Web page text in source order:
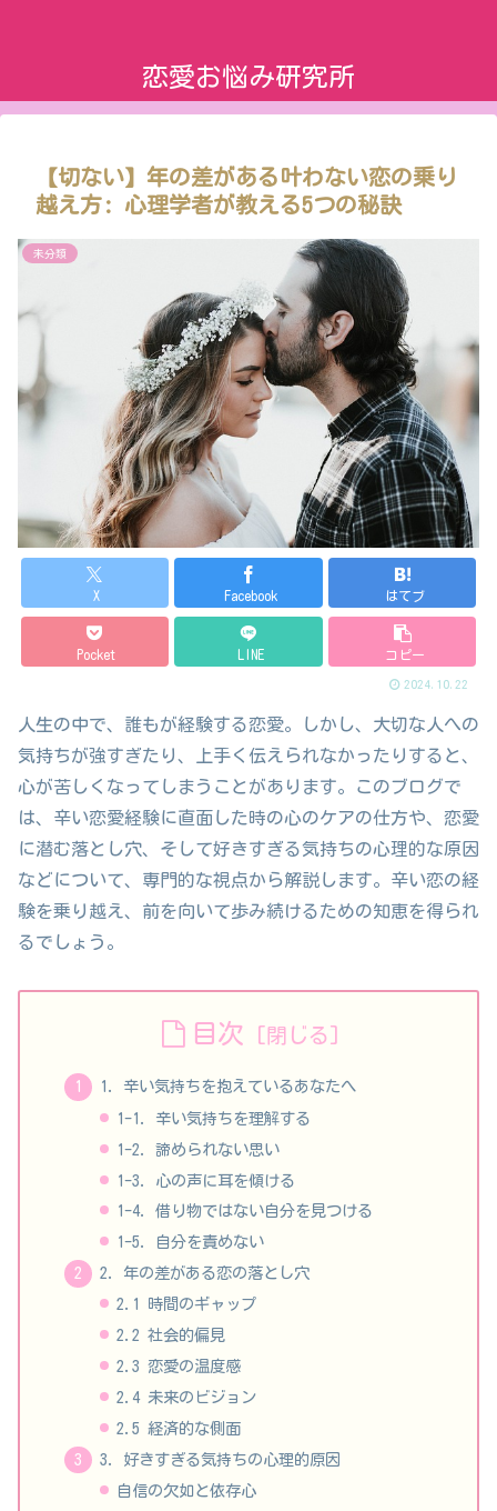
恋愛お悩み研究所
【切ない】年の差がある叶わない恋の乗り
越え方: 心理学者が教える5つの秘訣
未分類
X Facebook はてブ
Pocket LINE コピー
2024.10.22
人生の中で、誰もが経験する恋愛。しかし、大切な人への
気持ちが強すぎたり、上手く伝えられなかったりすると、
心が苦しくなってしまうことがあります。このブログで
は、辛い恋愛経験に直面した時の心のケアの仕方や、恋愛
に潜む落とし穴、そして好きすぎる気持ちの心理的な原因
などについて、専門的な視点から解説します。辛い恋の経
験を乗り越え、前を向いて歩み続けるための知恵を得られ
るでしょう。
目次
1. 辛い気持ちを抱えているあなたへ
1-1. 辛い気持ちを理解する
1-2. 諦められない思い
1-3. 心の声に耳を傾ける
1-4. 借り物ではない自分を見つける
1-5. 自分を責めない
2. 年の差がある恋の落とし穴
2.1 時間のギャップ
2.2 社会的偏見
2.3 恋愛の温度感
2.4 未来のビジョン
2.5 経済的な側面
3. 好きすぎる気持ちの心理的原因
自信の欠如と依存心